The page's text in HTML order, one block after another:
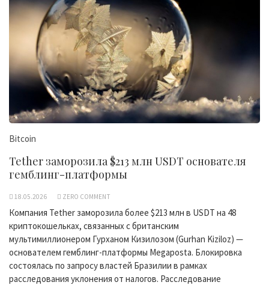
Bitcoin
Tether заморозила $213 млн USDT основателя
гемблинг-платформы
18.05.2026 ZERO COMMENT
Компания Tether заморозила более $213 млн в USDT на 48
криптокошельках, связанных с британским
мультимиллионером Гурханом Кизилозом (Gurhan Kiziloz) —
основателем гемблинг-платформы Megaposta. Блокировка
состоялась по запросу властей Бразилии в рамках
расследования уклонения от налогов. Расследование